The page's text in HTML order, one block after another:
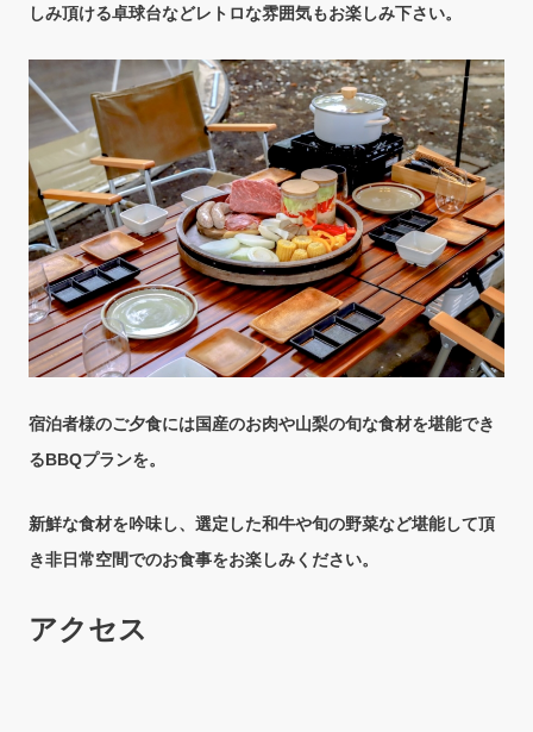
しみ頂ける卓球台などレトロな雰囲気もお楽しみ下さい。
宿泊者様のご夕食には国産のお肉や山梨の旬な食材を堪能でき
るBBQプランを。
新鮮な食材を吟味し、選定した和牛や旬の野菜など堪能して頂
き非日常空間でのお食事をお楽しみください。
アクセス